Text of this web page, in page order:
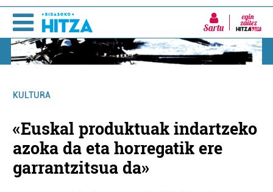
Sartu
KULTURA
«Euskal produktuak indartzeko
azoka da eta horregatik ere
garrantzitsua da»